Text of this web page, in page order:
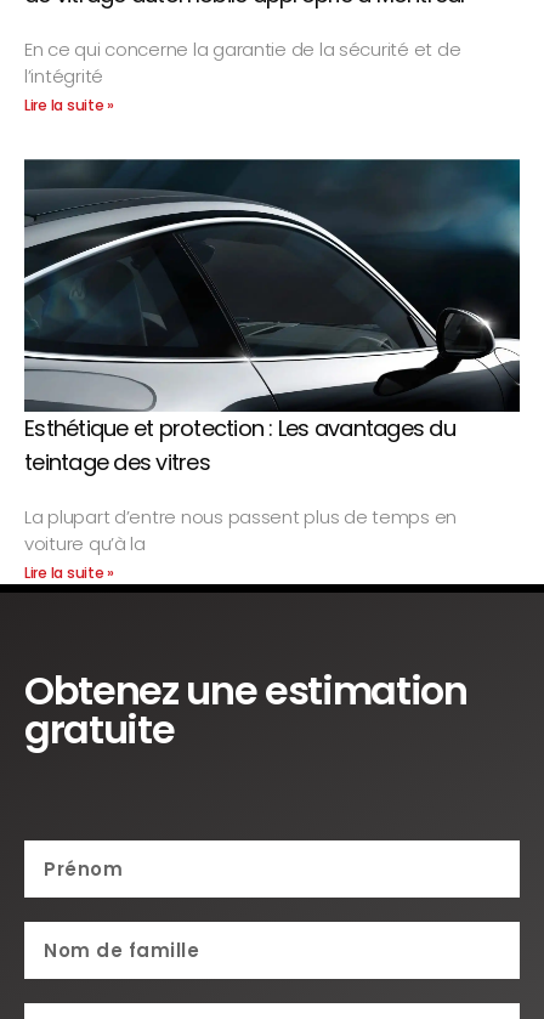
En ce qui concerne la garantie de la sécurité et de
l’intégrité
Lire la suite »
Esthétique et protection : Les avantages du
teintage des vitres
La plupart d’entre nous passent plus de temps en
voiture qu’à la
Lire la suite »
Obtenez une estimation
gratuite